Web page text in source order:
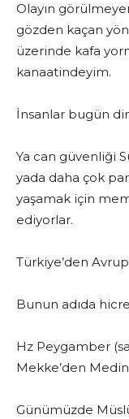
Olayın
gözden kaçan
üzerinde kafa
kanaatindeyim.
İnsanlar bugün
Ya can güvenliği
yada daha çok
yaşamak için
ediyorlar.
Türkiye’den
Bunun adıda
Hz Peygamber
Mekke’den
Günümüzde